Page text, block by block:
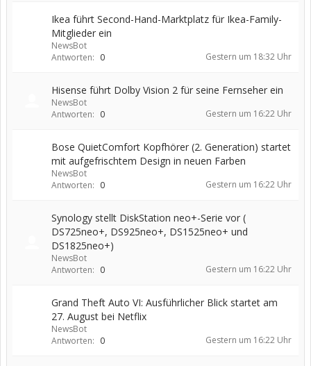
Ikea führt Second-Hand-Marktplatz für Ikea-Family-
Mitglieder ein
NewsBot
Antworten: 0 Gestern um 18:32 Uhr
Hisense führt Dolby Vision 2 für seine Fernseher ein
NewsBot
Antworten: 0 Gestern um 16:22 Uhr
Bose QuietComfort Kopfhörer (2. Generation) startet
mit aufgefrischtem Design in neuen Farben
NewsBot
Antworten: 0 Gestern um 16:22 Uhr
Synology stellt DiskStation neo+-Serie vor (
DS725neo+, DS925neo+, DS1525neo+ und
DS1825neo+)
NewsBot
Antworten: 0 Gestern um 16:22 Uhr
Grand Theft Auto VI: Ausführlicher Blick startet am
27. August bei Netflix
NewsBot
Antworten: 0 Gestern um 16:22 Uhr